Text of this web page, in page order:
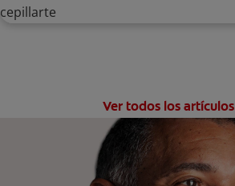
cepillarte
Ver todos los artículos